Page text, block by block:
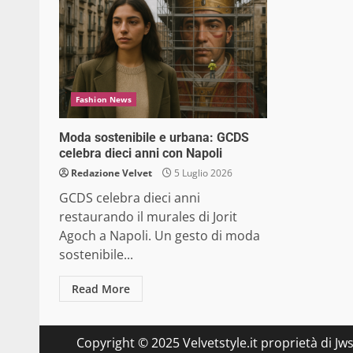
Fashion News
Moda sostenibile e urbana: GCDS
celebra dieci anni con Napoli
Redazione Velvet 5 Luglio 2026
GCDS celebra dieci anni
restaurando il murales di Jorit
Agoch a Napoli. Un gesto di moda
sostenibile...
Read More
Copyright © 2025 Velvetstyle.it proprietà di